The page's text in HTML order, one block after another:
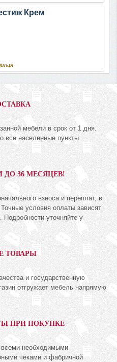
Крем
мебели в срок от 1 дня.
все населенные пункты
ДО 36 МЕСЯЦЕВ!
взноса и переплат, в
условия оплаты зависят
Подробности уточняйте у
ТОВАРЫ
и государственную
отгружает мебель напрямую
ПРИ ПОКУПКЕ
всеми необходимыми
чеками и фабричной